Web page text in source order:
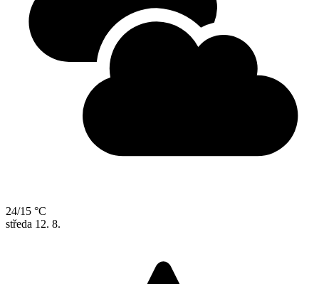
24/15 °C
středa 12. 8.